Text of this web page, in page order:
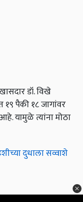
डॉ. विखे
पैकी १८ जागांवर
यामुळे त्यांना मोठा
दुधाला सव्वाशे